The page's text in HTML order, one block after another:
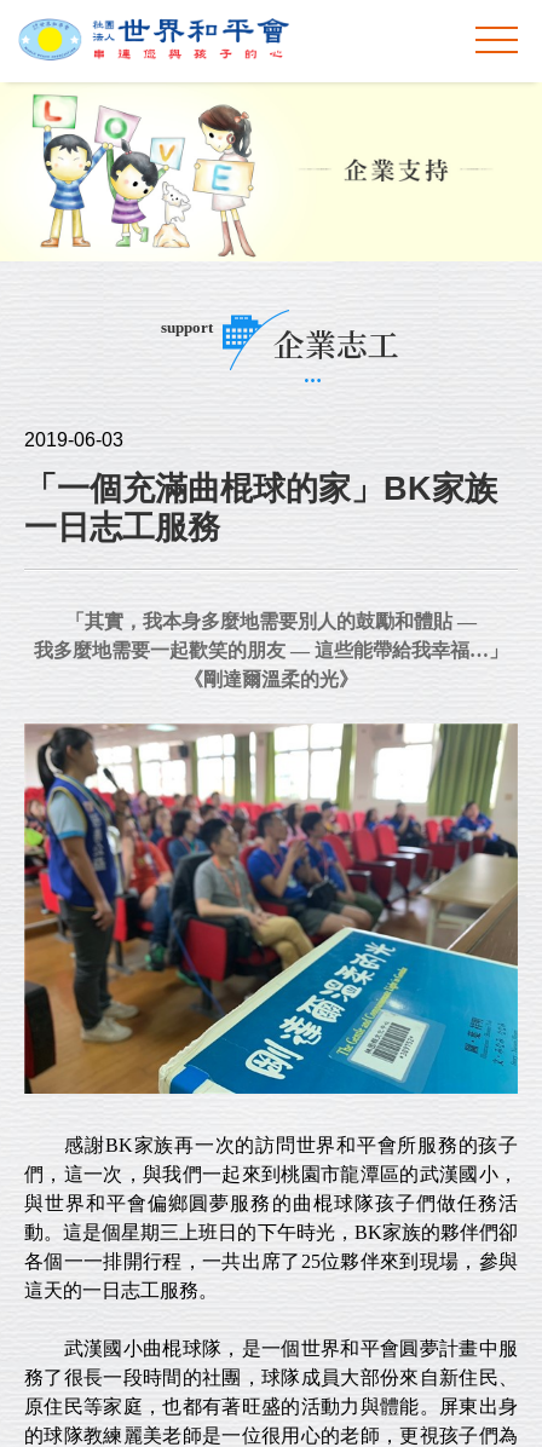
support
企業志工
2019-06-03
「一個充滿曲棍球的家」BK家族
一日志工服務
「其實，我本身多麼地需要別人的鼓勵和體貼 —
我多麼地需要一起歡笑的朋友 — 這些能帶給我幸福…」
《剛達爾溫柔的光》
感謝BK家族再一次的訪問世界和平會所服務的孩子
們，這一次，與我們一起來到桃園市龍潭區的武漢國小，
與世界和平會偏鄉圓夢服務的曲棍球隊孩子們做任務活
動。這是個星期三上班日的下午時光，BK家族的夥伴們卻
各個一一排開行程，一共出席了25位夥伴來到現場，參與
這天的一日志工服務。
武漢國小曲棍球隊，是一個世界和平會圓夢計畫中服
務了很長一段時間的社團，球隊成員大部份來自新住民、
原住民等家庭，也都有著旺盛的活動力與體能。屏東出身
的球隊教練麗美老師是一位很用心的老師，更視孩子們為